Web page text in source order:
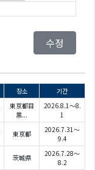
수정
장소 기간
東京都目
黒...
2026.8.1～8.
1
東京都
2026.7.31～
9.4
茨城県
2026.7.28～
8.2